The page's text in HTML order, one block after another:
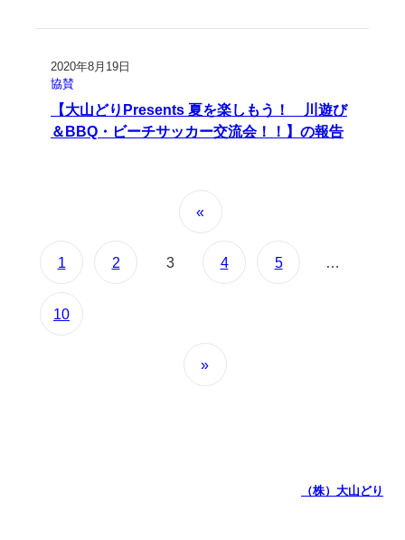
2020年8月19日
協賛
【大山どりPresents 夏を楽しもう！ 川遊び
＆BBQ・ビーチサッカー交流会！！】の報告
«
1 2 3 4 5 …
10
»
（株）大山どり